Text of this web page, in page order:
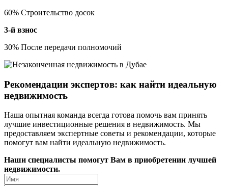
60% Строительство досок
3-й взнос
30% После передачи полномочий
Рекомендации экспертов: как найти идеальную
недвижимость
Наша опытная команда всегда готова помочь вам принять
лучшие инвестиционные решения в недвижимость. Мы
предоставляем экспертные советы и рекомендации, которые
помогут вам найти идеальную недвижимость.
Наши специалисты помогут Вам в приобретении лучшей
недвижимости.